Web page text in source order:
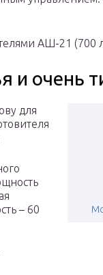
АШ-21 (700
и очень
для
– 60